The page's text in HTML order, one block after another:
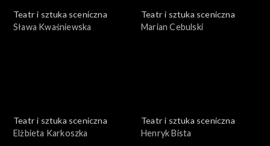
Teatr i sztuka sceniczna
Sława Kwaśniewska
Teatr i sztuka sceniczna
Marian Cebulski
Teatr i sztuka sceniczna
Elżbieta Karkoszka
Teatr i sztuka sceniczna
Henryk Bista